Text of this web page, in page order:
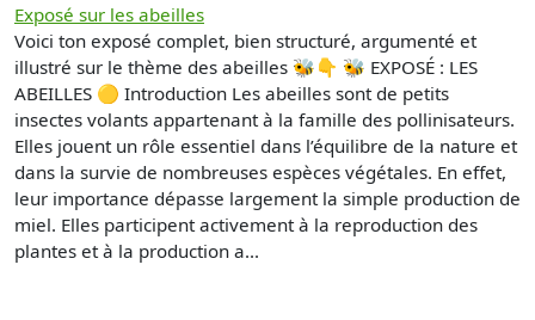
Exposé sur les abeilles
Voici ton exposé complet, bien structuré, argumenté et
illustré sur le thème des abeilles 🐝👇 🐝 EXPOSÉ : LES
ABEILLES 🟡 Introduction Les abeilles sont de petits
insectes volants appartenant à la famille des pollinisateurs.
Elles jouent un rôle essentiel dans l’équilibre de la nature et
dans la survie de nombreuses espèces végétales. En effet,
leur importance dépasse largement la simple production de
miel. Elles participent activement à la reproduction des
plantes et à la production a...